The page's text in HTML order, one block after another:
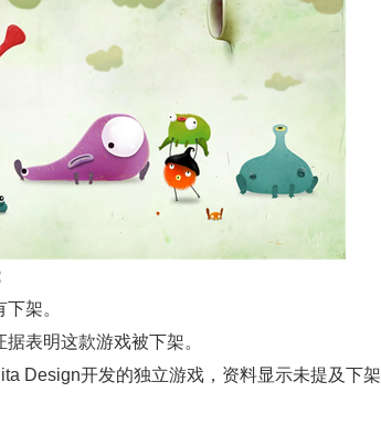
架。
表明这款游戏被下架。
Design开发的独立游戏，资料显示未提及下架